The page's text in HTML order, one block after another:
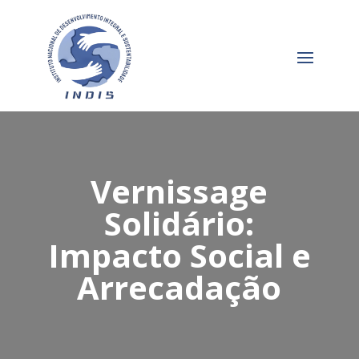
Vernissage
Solidário:
Impacto Social e
Arrecadação